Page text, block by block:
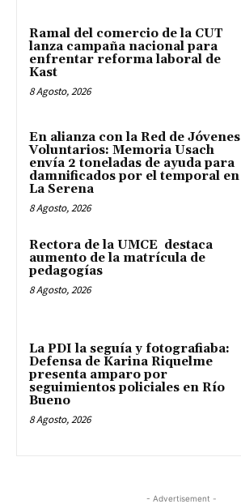
Ramal del comercio de la CUT
lanza campaña nacional para
enfrentar reforma laboral de
Kast
8 Agosto, 2026
En alianza con la Red de Jóvenes
Voluntarios: Memoria Usach
envía 2 toneladas de ayuda para
damnificados por el temporal en
La Serena
8 Agosto, 2026
Rectora de la UMCE destaca
aumento de la matrícula de
pedagogías
8 Agosto, 2026
La PDI la seguía y fotografiaba:
Defensa de Karina Riquelme
presenta amparo por
seguimientos policiales en Río
Bueno
8 Agosto, 2026
- Advertisement -